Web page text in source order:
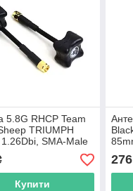
5.8G RHCP Team
TRIUMPH
SMA-Male
чорна, для FPV
Купити
FPV
276